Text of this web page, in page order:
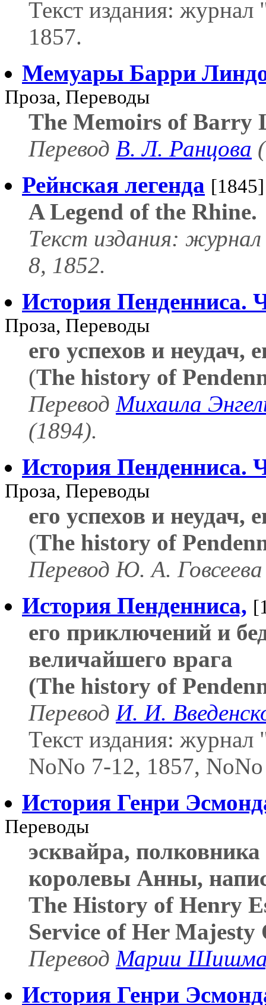
Текст издания:
1857.
Мемуары Барри
Проза, Переводы
The Memoirs of Barry
Перевод В. Л. Ранцова
Рейнская легенда [1845]
A Legend of the Rhine.
Текст издания:
8, 1852.
История Пенденниса.
Проза, Переводы
его успехов и неудач,
(The history of
Перевод Михаила
(1894).
История Пенденниса.
Проза, Переводы
его успехов и неудач,
(The history of
Перевод Ю. А.
История Пенденниса,
его приключений и
величайшего врага
(The history of
Перевод И. И.
Текст издания:
NoNo 7-12, 1857,
История Генри
Переводы
эсквайра,
королевы Анны,
The History of Henry
Service of Her Majesty
Перевод Марии
История Генри